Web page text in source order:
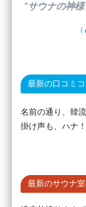
”サウナの神
(
最新の口コミコ
名前の通り、韓
掛け声も、ハナ
最新のサウナ室